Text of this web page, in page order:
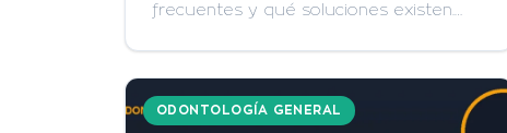
frecuentes y qué soluciones existen.…
ODONTOLOGÍA GENERAL